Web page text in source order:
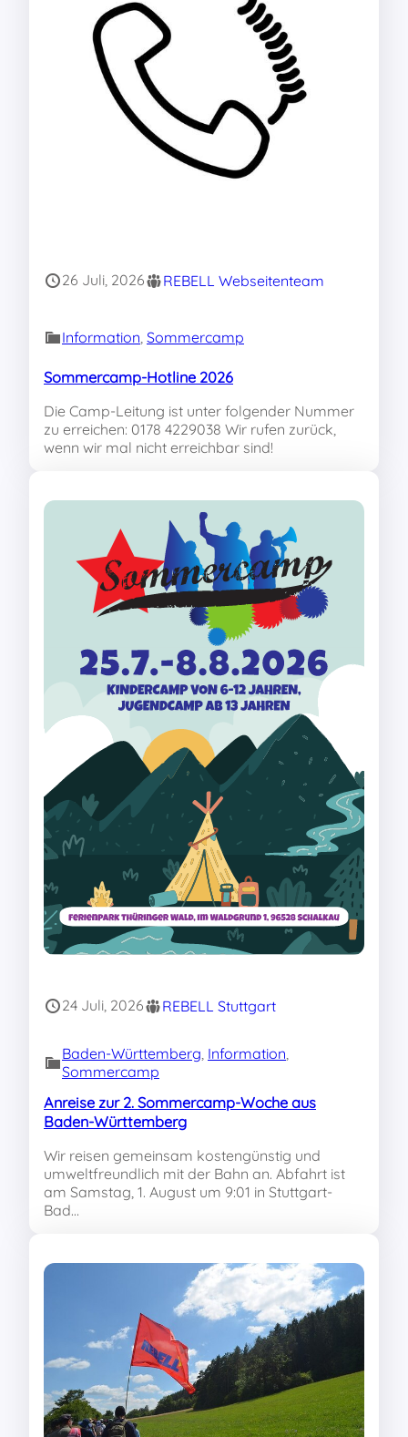
26 Juli, 2026 REBELL Webseitenteam
Information Sommercamp
Sommercamp-Hotline 2026
Die Camp-Leitung ist unter folgender Nummer
zu erreichen: 0178 4229038 Wir rufen zurück,
wenn wir mal nicht erreichbar sind!
24 Juli, 2026 REBELL Stuttgart
Baden-Württemberg Information
Sommercamp
Anreise zur 2. Sommercamp-Woche aus
Baden-Württemberg
Wir reisen gemeinsam kostengünstig und
umweltfreundlich mit der Bahn an. Abfahrt ist
am Samstag, 1. August um 9:01 in Stuttgart-
Bad…